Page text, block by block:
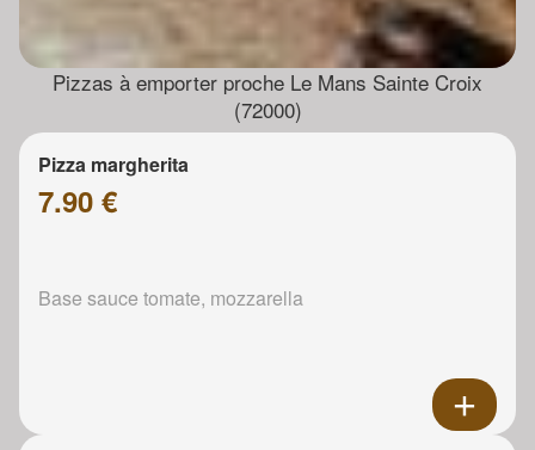
Pizzas à emporter proche Le Mans Sainte Croix
(72000)
Pizza margherita
7.90 €
Base sauce tomate, mozzarella